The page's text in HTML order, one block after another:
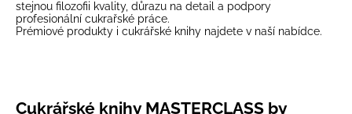
stejnou filozofii kvality, důrazu na detail a podpory
profesionální cukrařské práce.
Prémiové produkty i cukrářské knihy najdete v naší nabídce.
Cukrářské knihy MASTERCLASS by